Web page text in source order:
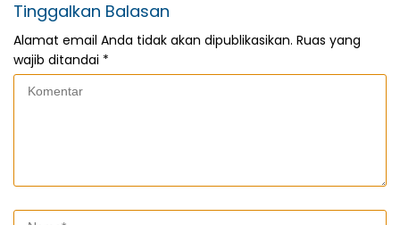
Tinggalkan Balasan
Alamat email Anda tidak akan dipublikasikan. Ruas yang
wajib ditandai *